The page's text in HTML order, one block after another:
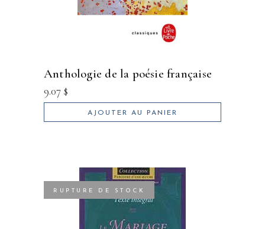
anthologie de la poésie française
9.07 $
AJOUTER AU PANIER
RUPTURE DE STOCK